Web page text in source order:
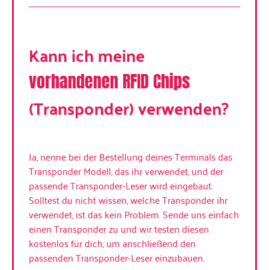
Kann ich meine
vorhandenen RFID Chips
(Transponder) verwenden?
Ja, nenne bei der Bestellung deines Terminals das
Transponder Modell, das ihr verwendet, und der
passende Transponder-Leser wird eingebaut.
Solltest du nicht wissen, welche Transponder ihr
verwendet, ist das kein Problem. Sende uns einfach
einen Transponder zu und wir testen diesen
kostenlos für dich, um anschließend den
passenden Transponder-Leser einzubauen.